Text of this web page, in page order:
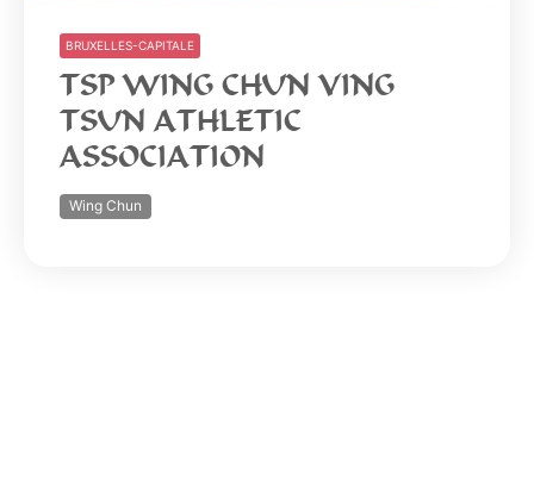
BRUXELLES-CAPITALE
TSP WING CHUN VING
TSUN ATHLETIC
ASSOCIATION
Wing Chun